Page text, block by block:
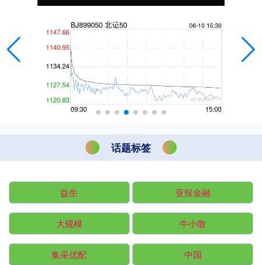
话题标签
益生 亚投金融
大规模 牛小散
集采优配 中国